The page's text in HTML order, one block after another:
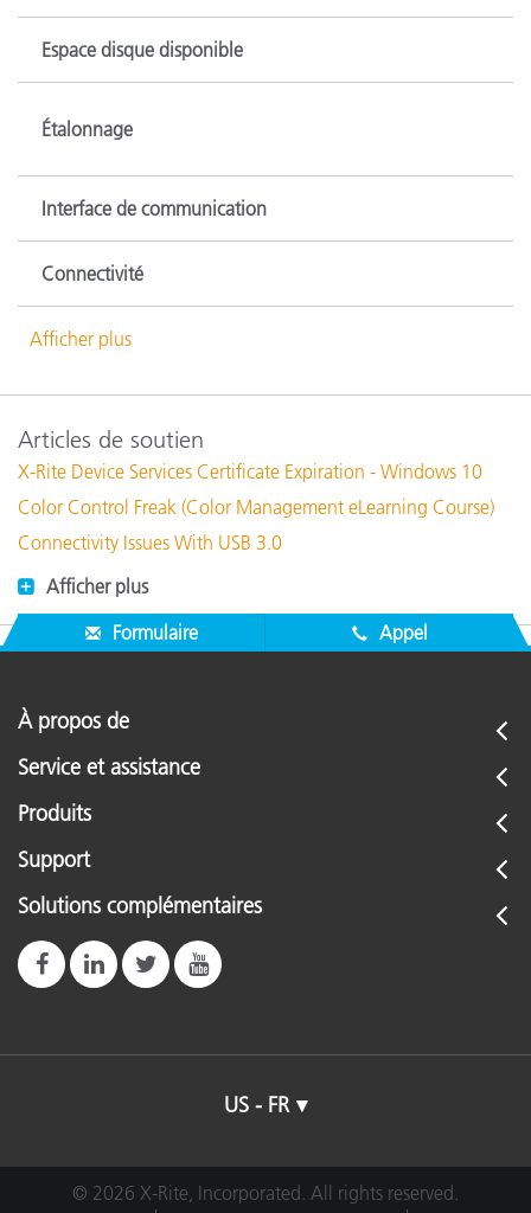
Espace disque disponible
Étalonnage
Interface de communication
Connectivité
Afficher plus
Articles de soutien
X-Rite Device Services Certificate Expiration - Windows 10
Color Control Freak (Color Management eLearning Course)
Connectivity Issues With USB 3.0
Afficher plus
Formulaire
Appel
À propos de
Service et assistance
Produits
Support
Solutions complémentaires
US - FR
© 2026 X-Rite, Incorporated. All rights reserved.